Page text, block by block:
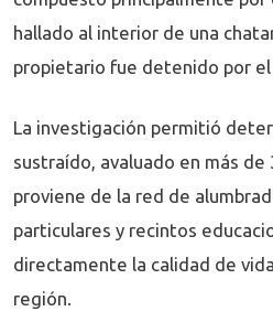
hallado al interior de una
propietario fue detenido por
La investigación permitió
sustraído, avaluado en más de
proviene de la red de
particulares y recintos
directamente la calidad de
región.